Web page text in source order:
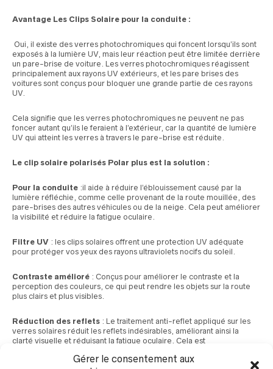
Gérer le consentement aux
Avantage Les Clips Solaire pour la conduite :
Oui, il existe des verres photochromiques qui foncent lorsqu’ils sont
exposés à la lumière UV, mais leur réaction peut être limitée derrière
un pare-brise de voiture. Les verres photochromiques réagissent
principalement aux rayons UV extérieurs, et les pare brises des
voitures sont conçus pour bloquer une grande partie de ces rayons
UV.
Cela signifie que les verres photochromiques ne peuvent ne pas
foncer autant qu’ils le feraient à l’extérieur, car la quantité de lumière
UV qui atteint les verres à travers le pare-brise est réduite.
Le clip solaire polarisés Polar plus est la solution :
Pour la conduite :il aide à réduire l’éblouissement causé par la
lumière réfléchie, comme celle provenant de la route mouillée, des
pare-brises des autres véhicules ou de la neige. Cela peut améliorer
la visibilité et réduire la fatigue oculaire.
Filtre UV : les clips solaires offrent une protection UV adéquate
pour protéger vos yeux des rayons ultraviolets nocifs du soleil.
Contraste amélioré : Conçus pour améliorer le contraste et la
perception des couleurs, ce qui peut rendre les objets sur la route
plus clairs et plus visibles.
Réduction des reflets : Le traitement anti-reflet appliqué sur les
verres solaires réduit les reflets indésirables, améliorant ainsi la
clarté visuelle et réduisant la fatigue oculaire. Cela est
air où les reflets peuvent être gênants.